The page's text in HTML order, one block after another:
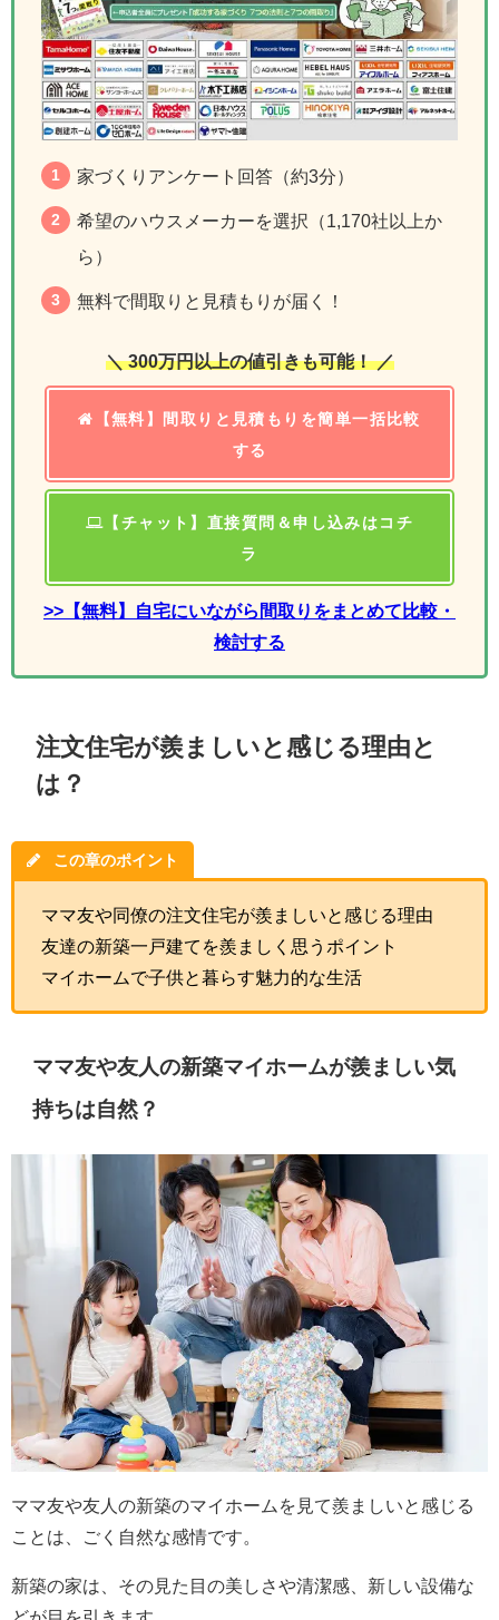
家づくりアンケート回答（約3分）
希望のハウスメーカーを選択（1,170社以上か
ら）
無料で間取りと見積もりが届く！
＼ 300万円以上の値引きも可能！ ／
【無料】間取りと見積もりを簡単一括比較
する
【チャット】直接質問＆申し込みはコチ
ラ
>>【無料】自宅にいながら間取りをまとめて比較・
検討する
注文住宅が羨ましいと感じる理由と
は？
この章のポイント
ママ友や同僚の注文住宅が羨ましいと感じる理由
友達の新築一戸建てを羨ましく思うポイント
マイホームで子供と暮らす魅力的な生活
ママ友や友人の新築マイホームが羨ましい気
持ちは自然？
ママ友や友人の新築のマイホームを見て羨ましいと感じる
ことは、ごく自然な感情です。
新築の家は、その見た目の美しさや清潔感、新しい設備な